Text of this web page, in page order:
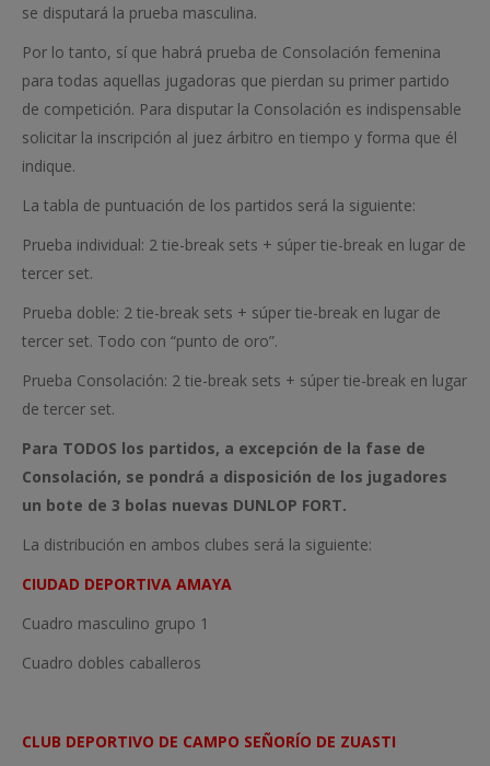
se disputará la prueba masculina.
Por lo tanto, sí que habrá prueba de Consolación femenina
para todas aquellas jugadoras que pierdan su primer partido
de competición. Para disputar la Consolación es indispensable
solicitar la inscripción al juez árbitro en tiempo y forma que él
indique.
La tabla de puntuación de los partidos será la siguiente:
Prueba individual: 2 tie-break sets + súper tie-break en lugar de
tercer set.
Prueba doble: 2 tie-break sets + súper tie-break en lugar de
tercer set. Todo con “punto de oro”.
Prueba Consolación: 2 tie-break sets + súper tie-break en lugar
de tercer set.
Para TODOS los partidos, a excepción de la fase de
Consolación, se pondrá a disposición de los jugadores
un bote de 3 bolas nuevas DUNLOP FORT.
La distribución en ambos clubes será la siguiente:
CIUDAD DEPORTIVA AMAYA
Cuadro masculino grupo 1
Cuadro dobles caballeros
CLUB DEPORTIVO DE CAMPO SEÑORÍO DE ZUASTI